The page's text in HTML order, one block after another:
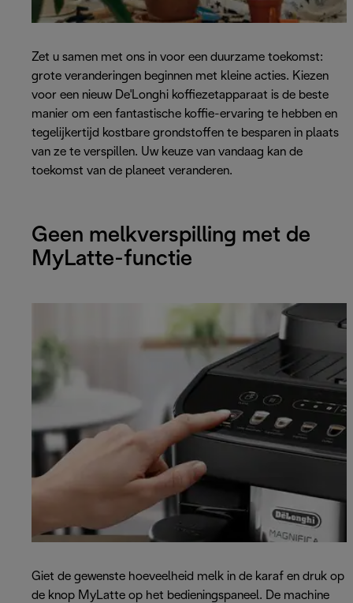
Zet u samen met ons in voor een duurzame toekomst:
grote veranderingen beginnen met kleine acties. Kiezen
voor een nieuw De'Longhi koffiezetapparaat is de beste
manier om een fantastische koffie-ervaring te hebben en
tegelijkertijd kostbare grondstoffen te besparen in plaats
van ze te verspillen. Uw keuze van vandaag kan de
toekomst van de planeet veranderen.
Geen melkverspilling met de
MyLatte-functie
Giet de gewenste hoeveelheid melk in de karaf en druk op
de knop MyLatte op het bedieningspaneel. De machine